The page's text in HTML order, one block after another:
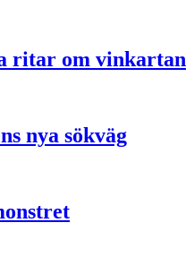
ritar om vinkartan
nya sökväg